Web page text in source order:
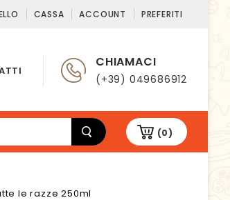
CASSA ACCOUNT PREFERITI
CHIAMACI
(+39) 049686912
(0)
le razze 250ml